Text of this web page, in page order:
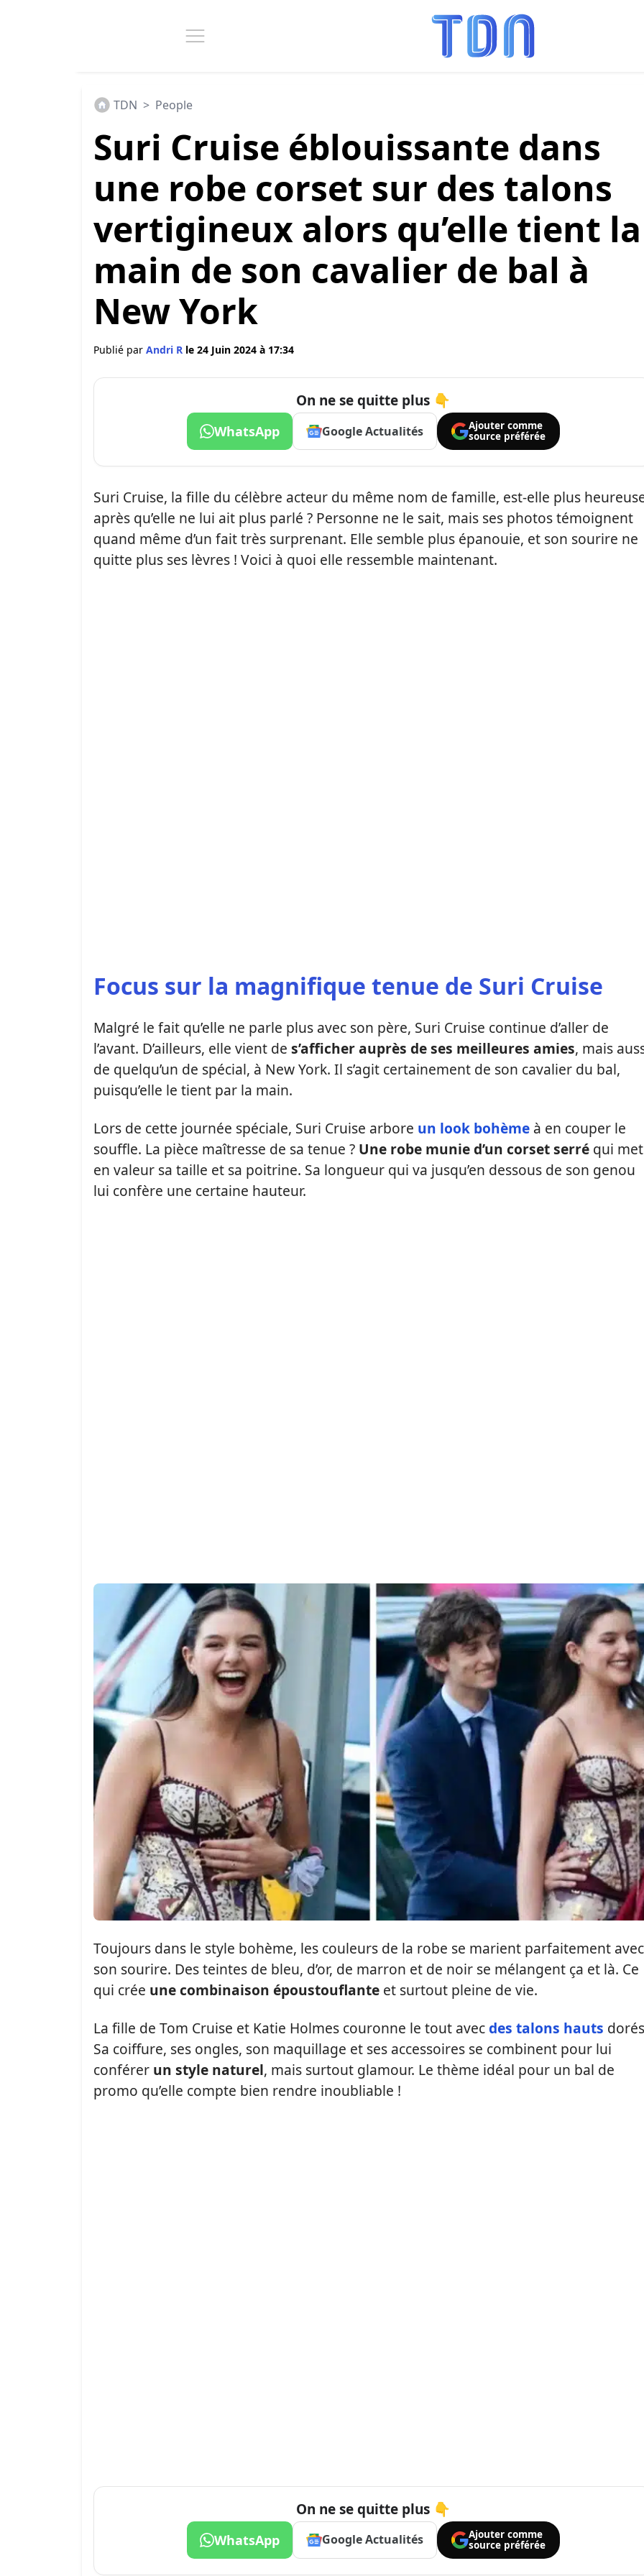
TDN > People
Suri Cruise éblouissante dans
une robe corset sur des talons
vertigineux alors qu’elle tient la
main de son cavalier de bal à
New York
Publié par Andri R le 24 Juin 2024 à 17:34
On ne se quitte plus 👇
WhatsApp Google Actualités
Ajouter comme
source préférée
Suri Cruise, la fille du célèbre acteur du même nom de famille, est-elle plus
après qu’elle ne lui ait plus parlé ? Personne ne le sait, mais ses photos témoignent
quand même d’un fait très surprenant. Elle semble plus épanouie, et son sourire ne
quitte plus ses lèvres ! Voici à quoi elle ressemble maintenant.
Focus sur la magnifique tenue de Suri Cruise
Malgré le fait qu’elle ne parle plus avec son père, Suri Cruise continue d’aller de
l’avant. D’ailleurs, elle vient de s’afficher auprès de ses meilleures amies, mais
de quelqu’un de spécial, à New York. Il s’agit certainement de son cavalier du bal,
puisqu’elle le tient par la main.
Lors de cette journée spéciale, Suri Cruise arbore un look bohème à en couper le
souffle. La pièce maîtresse de sa tenue ? Une robe munie d’un corset serré qui met
en valeur sa taille et sa poitrine. Sa longueur qui va jusqu’en dessous de son genou
lui confère une certaine hauteur.
Toujours dans le style bohème, les couleurs de la robe se marient parfaitement avec
son sourire. Des teintes de bleu, d’or, de marron et de noir se mélangent ça et là. Ce
qui crée une combinaison époustouflante et surtout pleine de vie.
La fille de Tom Cruise et Katie Holmes couronne le tout avecdes talons hauts
Sa coiffure, ses ongles, son maquillage et ses accessoires se combinent pour lui
conférer un style naturel, mais surtout glamour. Le thème idéal pour un bal de
promo qu’elle compte bien rendre inoubliable !
On ne se quitte plus 👇
WhatsApp Google Actualités
Ajouter comme
source préférée